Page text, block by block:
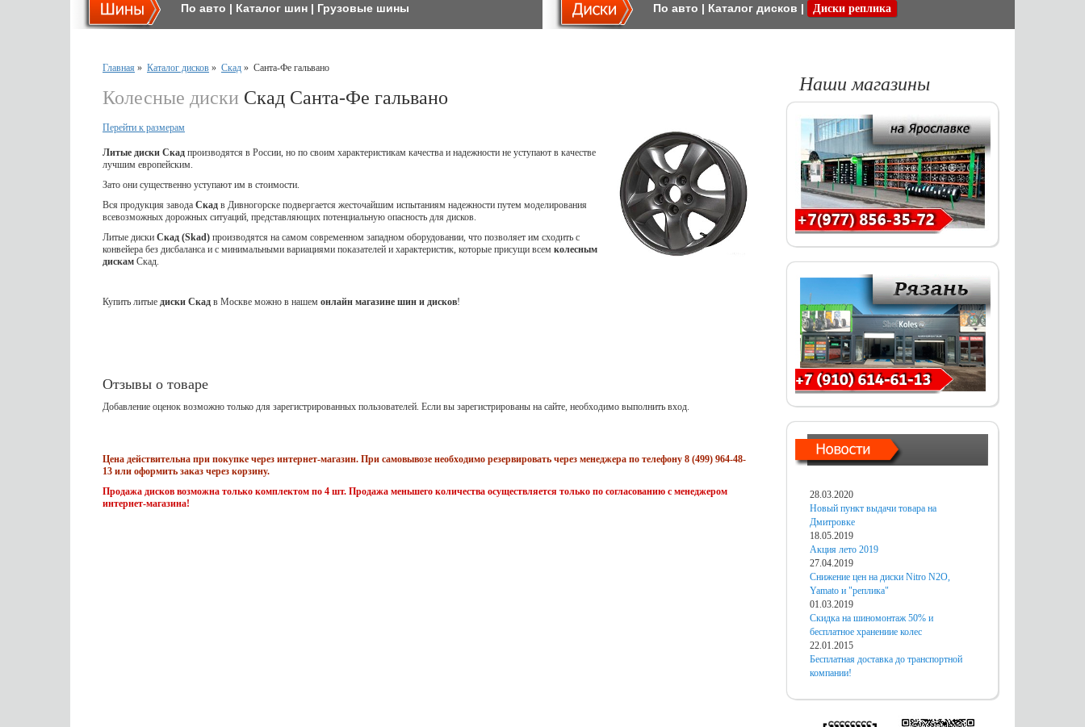
По авто | Каталог шин | Грузовые шины По авто | Каталог дисков | Диски реплика
Главная » Каталог дисков » Скад » Санта-Фе гальвано
Колесные диски Скад Санта-Фе гальвано
Перейти к размерам
Литые диски Скад производятся в России, но по своим характеристикам качества и надежности не уступают в качестве
лучшим европейским.
Зато они существенно уступают им в стоимости.
Вся продукция завода Скад в Дивногорске подвергается жесточайшим испытаниям надежности путем моделирования
всевозможных дорожных ситуаций, представляющих потенциальную опасность для дисков.
Литые диски Скад (Skad) производятся на самом современном западном оборудовании, что позволяет им сходить с
конвейера без дисбаланса и с минимальными вариациями показателей и характеристик, которые присущи всем колесным
дискам Скад.
Купить литые диски Скад в Москве можно в нашем онлайн магазине шин и дисков!
Отзывы о товаре
Добавление оценок возможно только для зарегистрированных пользователей. Если вы зарегистрированы на сайте, необходимо выполнить вход.
Цена действительна при покупке через интернет-магазин. При самовывозе необходимо резервировать через менеджера по телефону 8 (499) 964-48-
13 или оформить заказ через корзину.
Продажа дисков возможна только комплектом по 4 шт. Продажа меньшего количества осуществляется только по согласованию с менеджером
интернет-магазина!
Наши магазины
28.03.2020
Новый пункт выдачи товара на
Дмитровке
18.05.2019
Акция лето 2019
27.04.2019
Снижение цен на диски Nitro N2O,
Yamato и "реплика"
01.03.2019
Скидка на шиномонтаж 50% и
бесплатное хранениие колес
22.01.2015
Бесплатная доставка до транспортной
компании!